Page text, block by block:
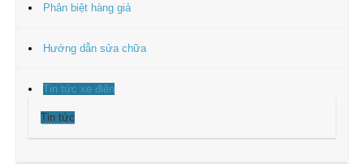
Phân biệt hàng giả
Hướng dẫn sửa chữa
Tin tức xe điện
Tin tức